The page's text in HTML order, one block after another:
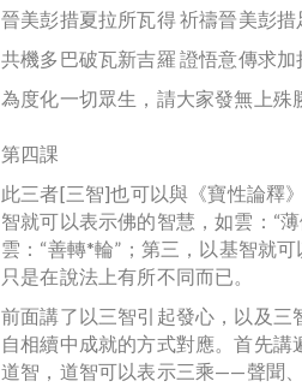
晉美彭措夏拉所瓦得 祈禱晉美彭措
共機多巴破瓦新吉羅 證悟意傳求加
為度化一切眾生，請大家發無上殊
第四課
此三者[三智]也可以與《寶性論釋
智就可以表示佛的智慧，如雲：“
雲：“善轉*輪”；第三，以基智就
只是在說法上有所不同而已。
前面講了以三智引起發心，以及
自相續中成就的方式對應。首先
道智，道智可以表示三乘——聲聞